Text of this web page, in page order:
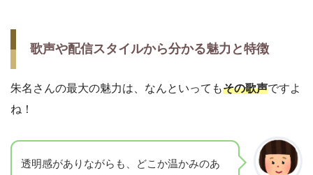
歌声や配信スタイルから分かる魅力と特徴
朱名さんの最大の魅力は、なんといってもその歌声ですよ
ね！
透明感がありながらも、どこか温かみのあ